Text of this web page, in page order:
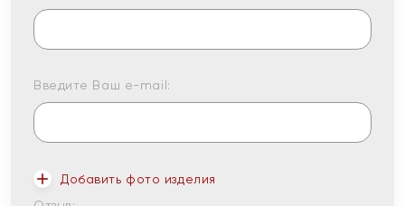
Введите Ваш e-mail:
Добавить фото изделия